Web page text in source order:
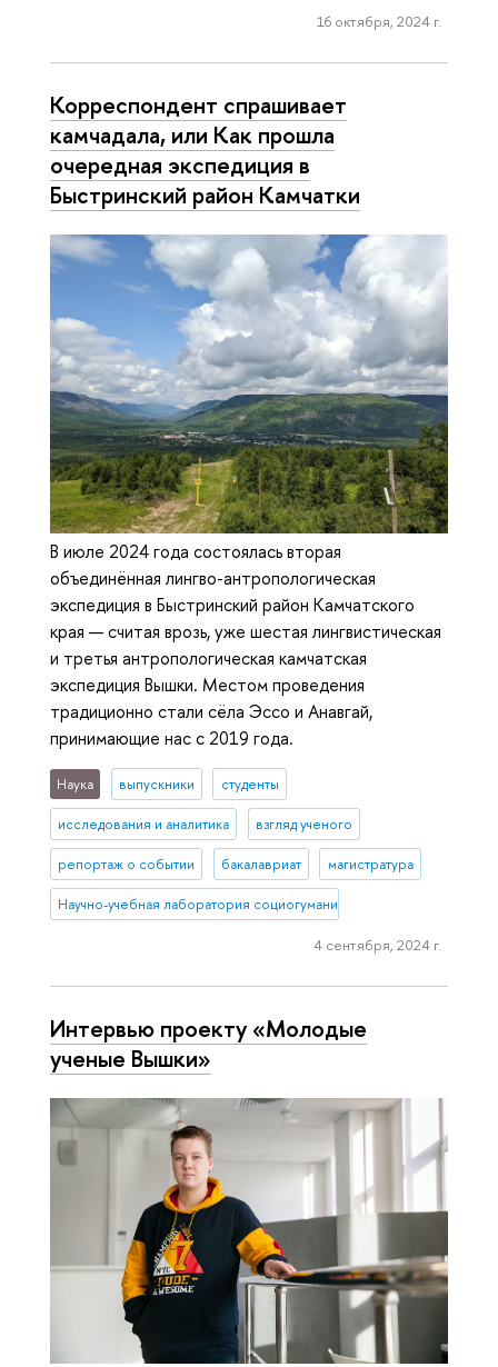
16 октября, 2024 г.
Кор­ре­спон­дент спрашивает
камчадала, или Как прошла
очередная экспедиция в
Быстринский район Камчатки
В июле 2024 года состоялась вторая
объединённая лингво-антропологическая
экспедиция в Быстринский район Камчатского
края — считая врозь, уже шестая лингвистическая
и третья антропологическая камчатская
экспедиция Вышки. Местом проведения
традиционно стали сёла Эссо и Анавгай,
принимающие нас с 2019 года.
Наука выпускники студенты
исследования и аналитика взгляд ученого
репортаж о событии бакалавриат магистратура
Научно-учебная лаборатория социогуманитарных исследований
4 сентября, 2024 г.
Интервью проекту «Молодые
ученые Вышки»